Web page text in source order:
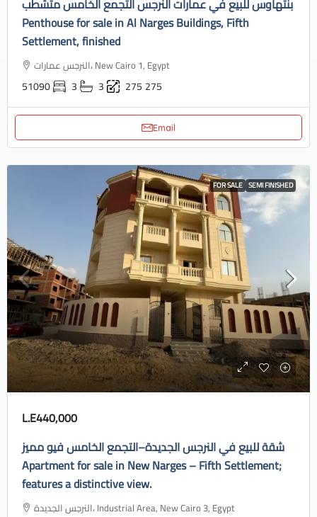
بنتهاوس للبيع في عمارات النرجس التجمع الخامس متشطب
Penthouse for sale in Al Narges Buildings, Fifth
Settlement, finished
النرجس عمارات، New Cairo 1, Egypt
51090 3 3 275 275
Email
FOR SALE SEMI FINISHED
L.E440,000
شقة للبيع في النرجس الجديدة–التجمع الخامس فيو مميز
Apartment for sale in New Narges – Fifth Settlement;
features a distinctive view.
النرجس الجديدة، Industrial Area, New Cairo 3, Egypt